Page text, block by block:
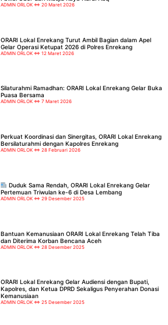
ADMIN ORLOK 20 Maret 2026
ORARI Lokal Enrekang Turut Ambil Bagian dalam Apel
Gelar Operasi Ketupat 2026 di Polres Enrekang
ADMIN ORLOK 12 Maret 2026
Silaturahmi Ramadhan: ORARI Lokal Enrekang Gelar Buka
Puasa Bersama
ADMIN ORLOK 7 Maret 2026
Perkuat Koordinasi dan Sinergitas, ORARI Lokal Enrekang
Bersilaturahmi dengan Kapolres Enrekang
ADMIN ORLOK 28 Februari 2026
Duduk Sama Rendah, ORARI Lokal Enrekang Gelar
Pertemuan Triwulan ke-6 di Desa Lembang
ADMIN ORLOK 29 Desember 2025
Bantuan Kemanusiaan ORARI Lokal Enrekang Telah Tiba
dan Diterima Korban Bencana Aceh
ADMIN ORLOK 28 Desember 2025
ORARI Lokal Enrekang Gelar Audiensi dengan Bupati,
Kapolres, dan Ketua DPRD Sekaligus Penyerahan Donasi
Kemanusiaan
ADMIN ORLOK 25 Desember 2025